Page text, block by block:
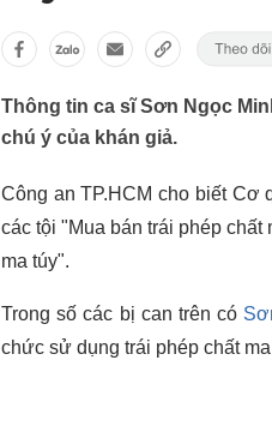
Thông tin ca sĩ Sơn Ngọc
chú ý của khán giả.
Công an TP.HCM cho biết Cơ
các tội "Mua bán trái phép
ma túy".
Trong số các bị can trên có
chức sử dụng trái phép chất